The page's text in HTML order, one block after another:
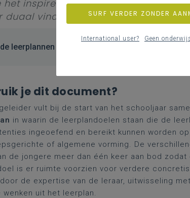
het inspirerend startdocument van
vinden.
leerplannen
je dit document?
vult bij de start van het schooljaar
in waarin de leerplandoelen staan die de
ingeoefend en bereikt kunnen worden
of algemene vorming. De
de jongere meer dan één keer aan bod
is er ruimte voorzien voor verdere
de expertise van de leraar, uitwisseling
uit het leerplan.
SURF VERDER ZONDER
International user? Geen